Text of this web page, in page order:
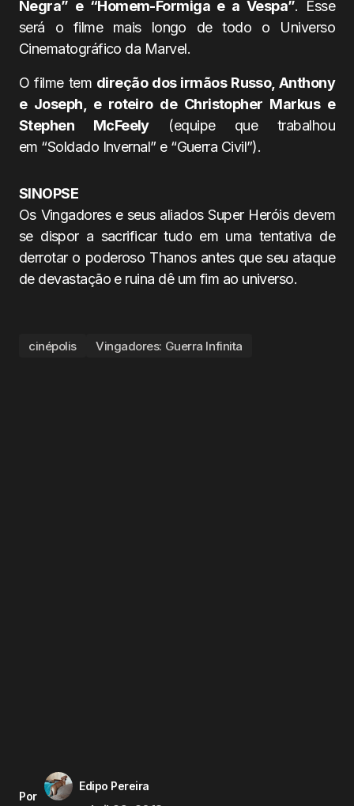
Negra” e “Homem-Formiga e a Vespa”. Esse
será o filme mais longo de todo o Universo
Cinematográfico da Marvel.
O filme tem direção dos irmãos Russo, Anthony
e Joseph, e roteiro de Christopher Markus e
Stephen McFeely(equipe que trabalhou
em “Soldado Invernal” e “Guerra Civil”).
SINOPSE
Os Vingadores e seus aliados Super Heróis devem
se dispor a sacrificar tudo em uma tentativa de
derrotar o poderoso Thanos antes que seu ataque
de devastação e ruina dê um fim ao universo.
cinépolis Vingadores: Guerra Infinita
Por
Edipo Pereira